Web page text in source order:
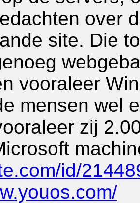
over
site. Die
vooraleer
mensen wel
zij
id/